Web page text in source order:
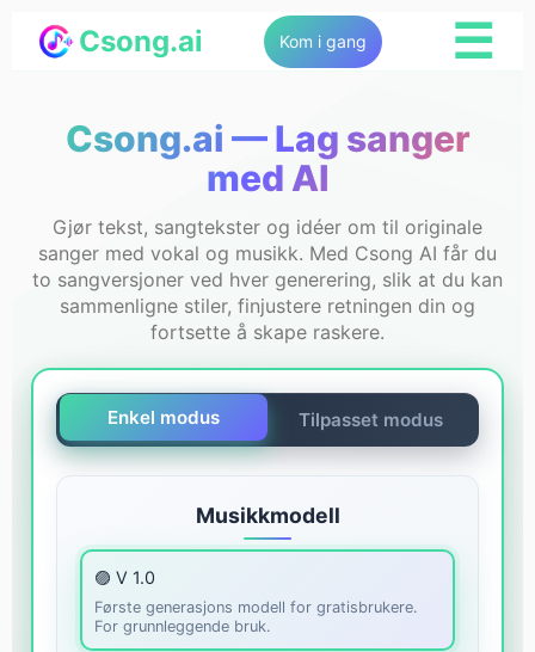
Csong.ai Kom i gang ☰
Csong.ai — Lag sanger
med AI
Gjør tekst, sangtekster og idéer om til originale
sanger med vokal og musikk. Med Csong AI får du
to sangversjoner ved hver generering, slik at du kan
sammenligne stiler, finjustere retningen din og
fortsette å skape raskere.
Enkel modus Tilpasset modus
Musikkmodell
🟣 V 1.0
Første generasjons modell for gratisbrukere.
For grunnleggende bruk.